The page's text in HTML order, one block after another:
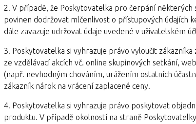
2. V případě, že Poskytovatelka pro čerpání
povinen dodržovat mlčenlivost o přístupových údajích
dále zavazuje udržovat údaje uvedené v uživatelském
3. Poskytovatelka si vyhrazuje právo vyloučit
ze vzdělávací akcích vč. online skupinových setkání,
(např. nevhodným chováním, urážením ostatních
zákazník nárok na vrácení zaplacené ceny.
4. Poskytovatelka si vyhrazuje právo poskytovat
produktu. V případě okolností na straně